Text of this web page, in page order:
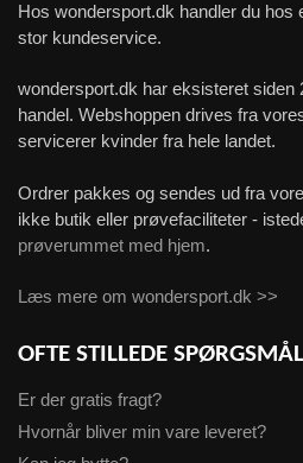
Hos wondersport.dk handler du
stor kundeservice.
wondersport.dk har eksisteret siden
handel. Webshoppen drives fra
servicerer kvinder fra hele landet.
Ordrer pakkes og sendes ud fra
ikke butik eller prøvefaciliteter -
prøverummet med hjem.
Læs mere om wondersport.dk >>
OFTE STILLEDE SPØRGSMÅL
Er der gratis fragt?
Hvornår bliver min vare leveret?